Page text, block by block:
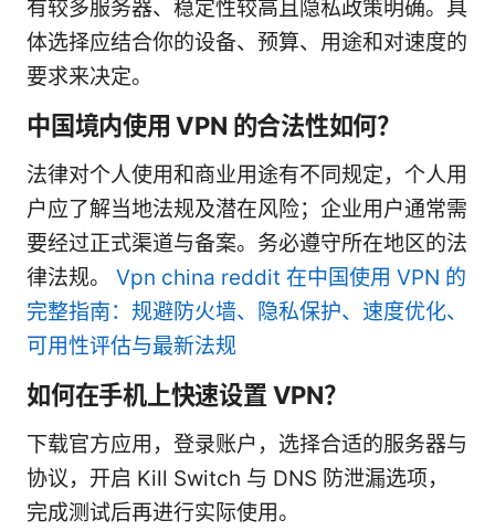
有较多服务器、稳定性较高且隐私政策明确。具
体选择应结合你的设备、预算、用途和对速度的
要求来决定。
中国境内使用 VPN 的合法性如何？
法律对个人使用和商业用途有不同规定，个人用
户应了解当地法规及潜在风险；企业用户通常需
要经过正式渠道与备案。务必遵守所在地区的法
律法规。 Vpn china reddit 在中国使用 VPN 的
完整指南：规避防火墙、隐私保护、速度优化、
可用性评估与最新法规
如何在手机上快速设置 VPN？
下载官方应用，登录账户，选择合适的服务器与
协议，开启 Kill Switch 与 DNS 防泄漏选项，
完成测试后再进行实际使用。